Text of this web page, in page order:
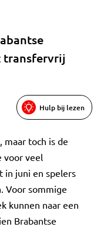
transfervrij
Hulp bij lezen
toch is de
voor veel
in juni en spelers
Voor sommige
kunnen naar een
Brabantse